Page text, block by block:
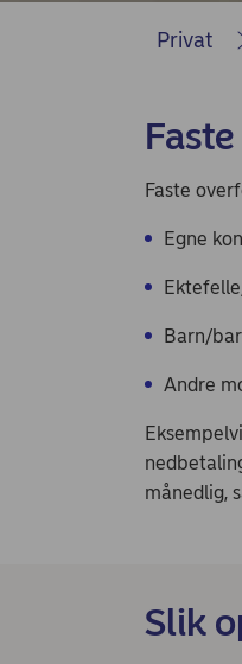
Nordea
Privat
Faste
Egne
Barn/
Andre
månedlig,
Slik